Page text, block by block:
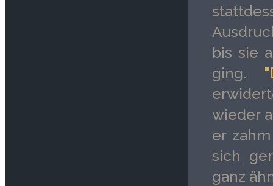
bis sie
ging.
wieder
er
sich
ganz